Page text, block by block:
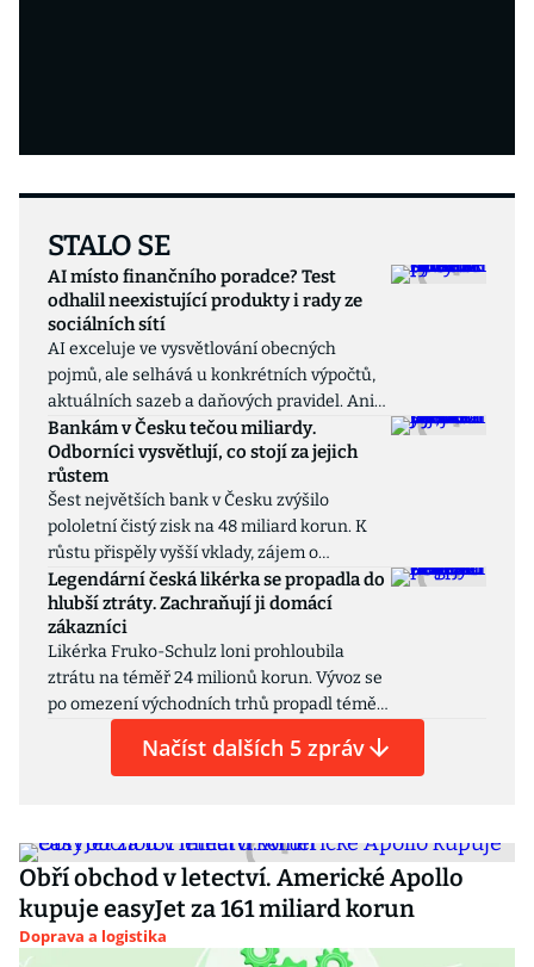
STALO SE
AI místo finančního poradce? Test
odhalil neexistující produkty i rady ze
sociálních sítí
AI exceluje ve vysvětlování obecných
pojmů, ale selhává u konkrétních výpočtů,
aktuálních sazeb a daňových pravidel. Ani
nejúspěšnější nástroje se nevyhnuly
uvádění neexistujících finančních produktů
nebo odkazování na neaktuální poradenské
služby. Některé modely při tvorbě
doporučení čerpají z diskusních fór jako
Reddit nebo z videí na YouTube.
Bankám v Česku tečou miliardy.
Odborníci vysvětlují, co stojí za jejich
růstem
Šest největších bank v Česku zvýšilo
pololetní čistý zisk na 48 miliard korun. K
růstu přispěly vyšší vklady, zájem o
hypotéky i investiční produkty. Analytici
očekávají, že silná ziskovost bank bude
pokračovat i v dalších měsících.
Legendární česká likérka se propadla do
hlubší ztráty. Zachraňují ji domácí
zákazníci
Likérka Fruko-Schulz loni prohloubila
ztrátu na téměř 24 milionů korun. Vývoz se
po omezení východních trhů propadl téměř
restrukturalizaci a posílilo prodeje na
českém trhu.
Načíst dalších 5 zpráv
Obří obchod v letectví. Americké Apollo
kupuje easyJet za 161 miliard korun
Doprava a logistika